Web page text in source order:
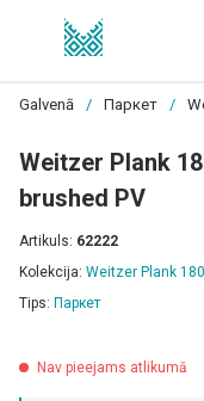
Galvenā / Паркет /
Weitzer Plank
brushed PV
Artikuls: 62222
Kolekcija: Weitzer Plank
Tips: Паркет
Nav pieejams atlikumā